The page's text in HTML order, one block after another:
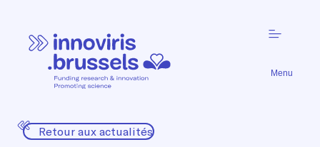
Menu
Retour aux actualités